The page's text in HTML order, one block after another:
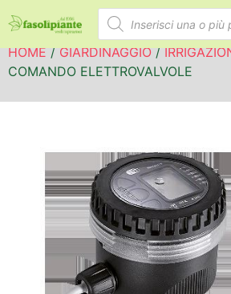
HOME/GIARDINAGGIO/
COMANDO ELETTROVALVOLE